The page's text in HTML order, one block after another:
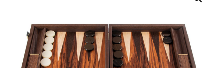
d’échecs
classiques
Coffrets